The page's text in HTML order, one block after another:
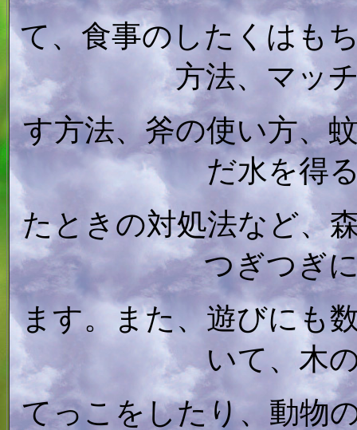
て、食事のしたくはも
方法、マッ
す方法、斧の使い方、
だ水を得
たときの対処法など、
つぎつぎ
ます。また、遊びにも
いて、木
てっこをしたり、動物